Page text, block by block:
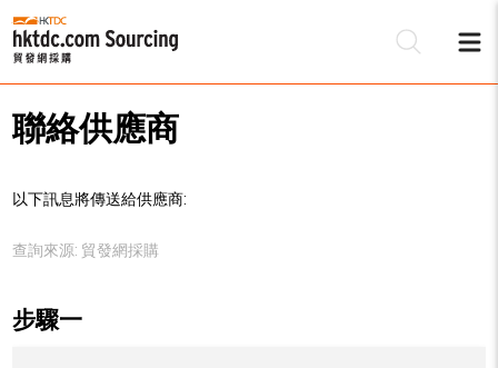
聯絡供應商
以下訊息將傳送給供應商:
查詢來源: 貿發網採購
步驟一